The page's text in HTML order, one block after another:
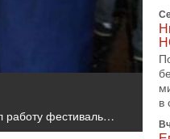
работу фестиваль…
в